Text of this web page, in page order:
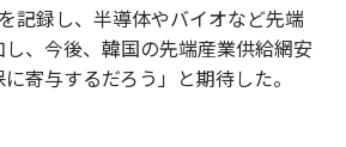
記録し、半導体やバイオなど先端
、今後、韓国の先端産業供給網安
寄与するだろう」と期待した。